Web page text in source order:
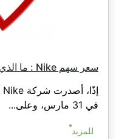
سعر سهم Nike : ما الذي حدث ولماذا؟
في 31 مارس، وعلى...
للمزيد